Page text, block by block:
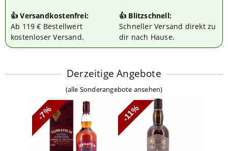
👍 Versandkostenfrei:
Ab 119 € Bestellwert
kostenloser Versand.
👍 Blitzschnell:
Schneller Versand direkt zu
dir nach Hause.
Derzeitige Angebote
(alle Sonderangebote ansehen)
-7% -11%